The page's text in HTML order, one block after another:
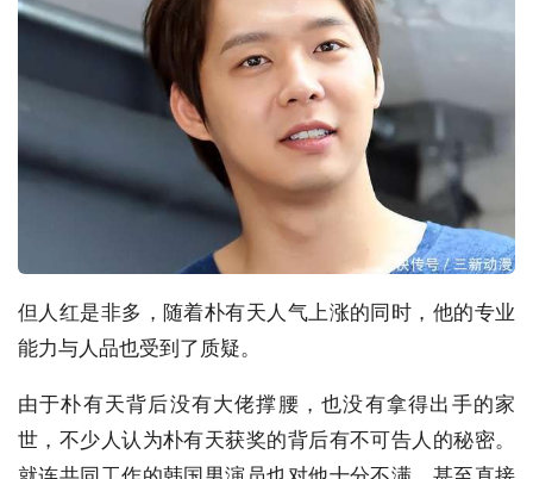
但人红是非多，随着朴有天人气上涨的同时，他的专业
能力与人品也受到了质疑。
由于朴有天背后没有大佬撑腰，也没有拿得出手的家
世，不少人认为朴有天获奖的背后有不可告人的秘密。